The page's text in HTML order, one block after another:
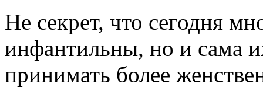
Не секрет, что сегодня
инфантильны, но и сама
принимать более